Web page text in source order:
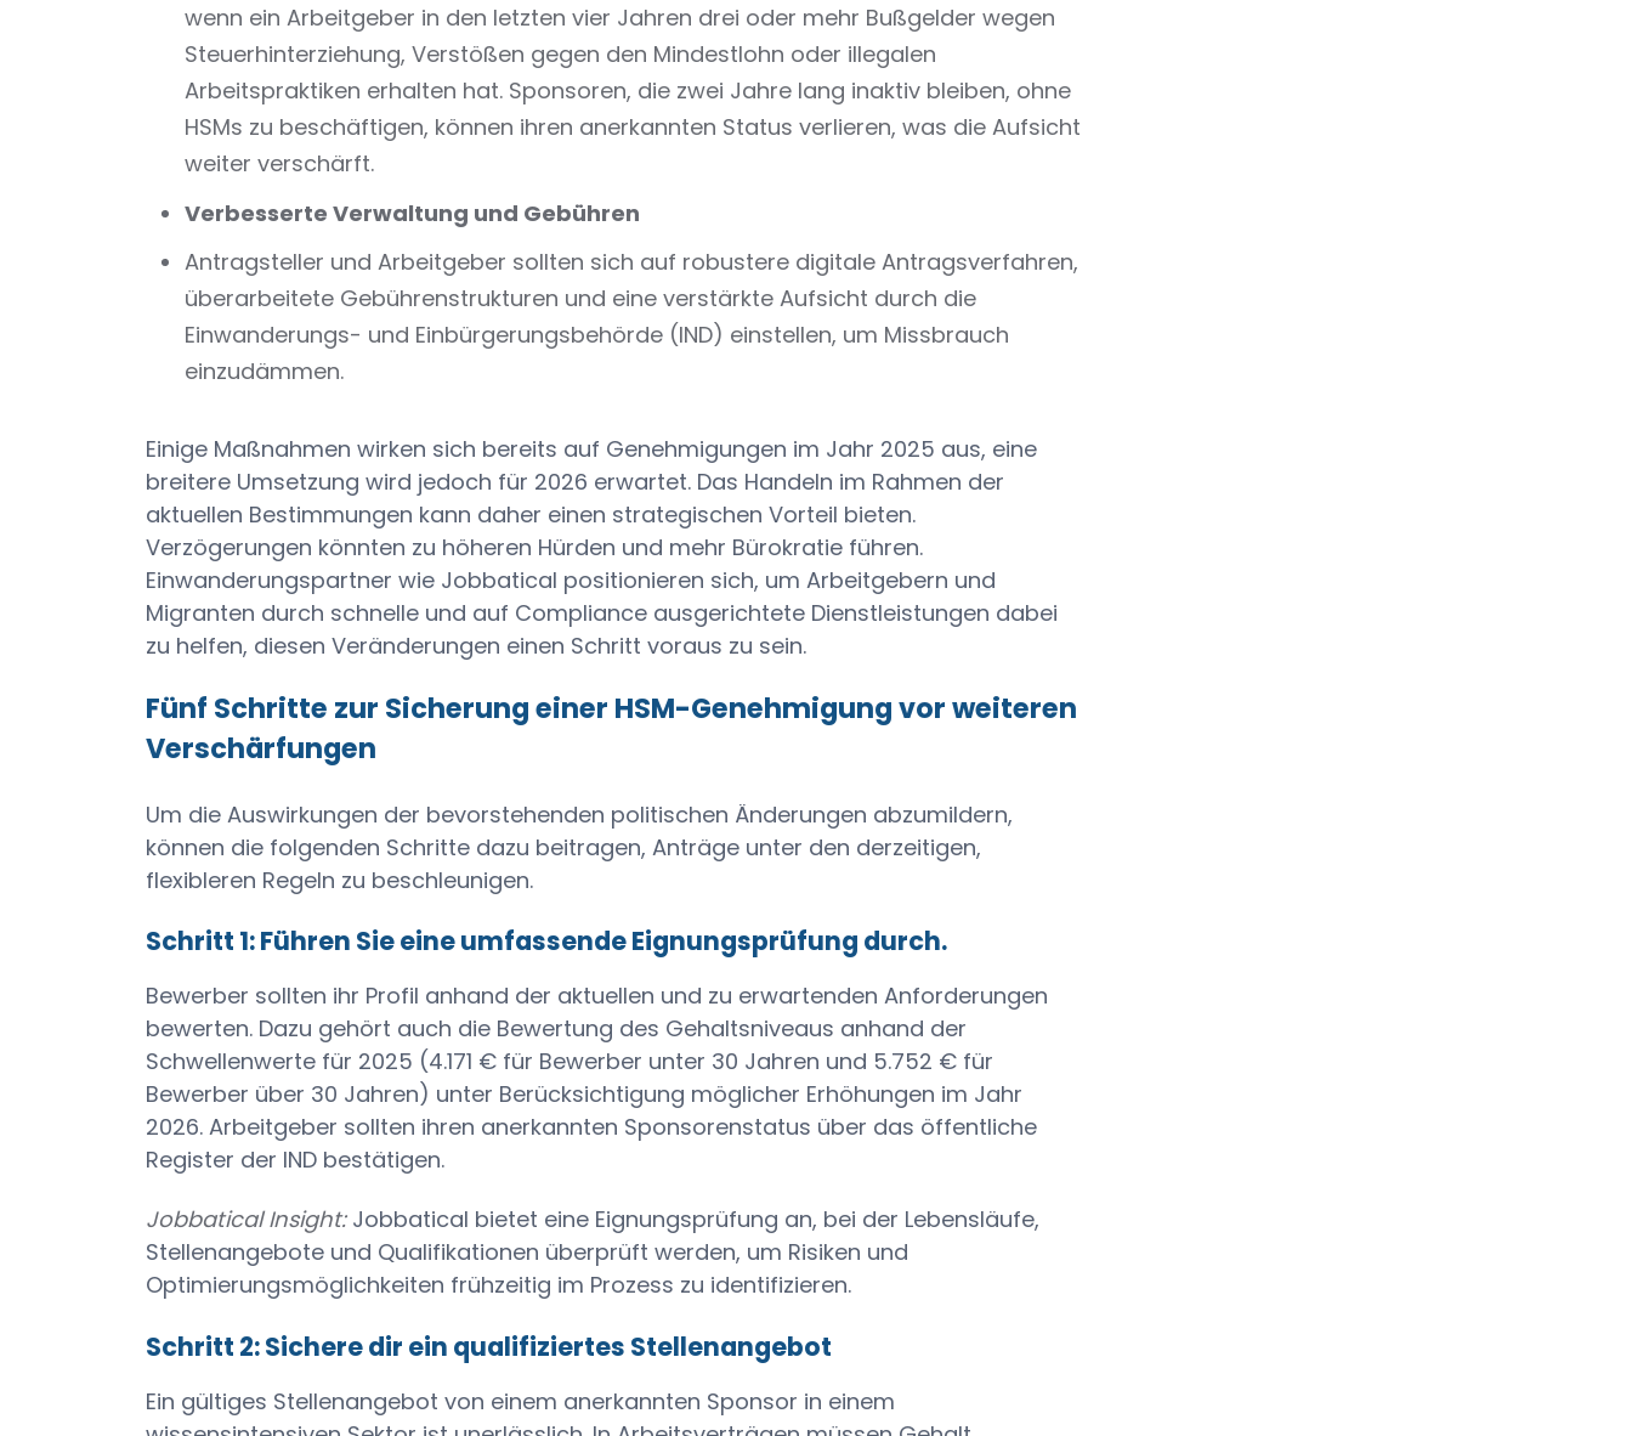
wenn ein Arbeitgeber in den letzten vier Jahren drei oder mehr Bußgelder wegen
Steuerhinterziehung, Verstößen gegen den Mindestlohn oder illegalen
Arbeitspraktiken erhalten hat. Sponsoren, die zwei Jahre lang inaktiv bleiben, ohne
HSMs zu beschäftigen, können ihren anerkannten Status verlieren, was die Aufsicht
weiter verschärft.
Verbesserte Verwaltung und Gebühren
Antragsteller und Arbeitgeber sollten sich auf robustere digitale Antragsverfahren,
überarbeitete Gebührenstrukturen und eine verstärkte Aufsicht durch die
Einwanderungs- und Einbürgerungsbehörde (IND) einstellen, um Missbrauch
einzudämmen.
Einige Maßnahmen wirken sich bereits auf Genehmigungen im Jahr 2025 aus, eine
breitere Umsetzung wird jedoch für 2026 erwartet. Das Handeln im Rahmen der
aktuellen Bestimmungen kann daher einen strategischen Vorteil bieten.
Verzögerungen könnten zu höheren Hürden und mehr Bürokratie führen.
Einwanderungspartner wie Jobbatical positionieren sich, um Arbeitgebern und
Migranten durch schnelle und auf Compliance ausgerichtete Dienstleistungen dabei
zu helfen, diesen Veränderungen einen Schritt voraus zu sein.
Fünf Schritte zur Sicherung einer HSM-Genehmigung vor weiteren
Verschärfungen
Um die Auswirkungen der bevorstehenden politischen Änderungen abzumildern,
können die folgenden Schritte dazu beitragen, Anträge unter den derzeitigen,
flexibleren Regeln zu beschleunigen.
Schritt 1: Führen Sie eine umfassende Eignungsprüfung durch.
Bewerber sollten ihr Profil anhand der aktuellen und zu erwartenden Anforderungen
bewerten. Dazu gehört auch die Bewertung des Gehaltsniveaus anhand der
Schwellenwerte für 2025 (4.171 € für Bewerber unter 30 Jahren und 5.752 € für
Bewerber über 30 Jahren) unter Berücksichtigung möglicher Erhöhungen im Jahr
2026. Arbeitgeber sollten ihren anerkannten Sponsorenstatus über das öffentliche
Register der IND bestätigen.
Jobbatical Insight:Jobbatical bietet eine Eignungsprüfung an, bei der Lebensläufe,
Stellenangebote und Qualifikationen überprüft werden, um Risiken und
Optimierungsmöglichkeiten frühzeitig im Prozess zu identifizieren.
Schritt 2: Sichere dir ein qualifiziertes Stellenangebot
Ein gültiges Stellenangebot von einem anerkannten Sponsor in einem